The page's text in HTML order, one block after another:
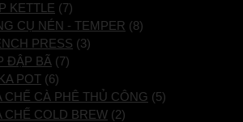
KETTLE (7)
CỤ NÉN - TEMPER (8)
PRESS (3)
ĐẬP BÃ (7)
POT (6)
CHẾ CÀ PHÊ THỦ CÔNG (5)
CHẾ COLD BREW (2)